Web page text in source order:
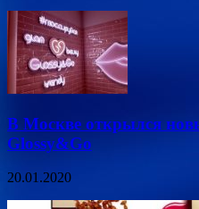
В Москве открылся
Glossy&Go
20.01.2020